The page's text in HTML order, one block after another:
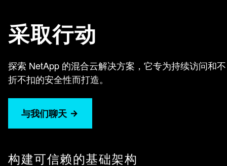
采取行动
探索 NetApp 的混合云解决方案，它专为持续访问和不
折不扣的安全性而打造。
与我们聊天
构建可信赖的基础架构